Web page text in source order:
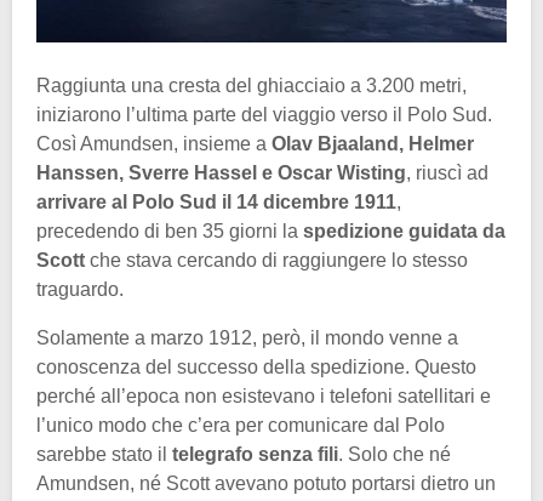
Raggiunta una cresta del ghiacciaio a 3.200 metri,
iniziarono l’ultima parte del viaggio verso il Polo Sud.
Così Amundsen, insieme a Olav Bjaaland, Helmer
Hanssen, Sverre Hassel e Oscar Wisting, riuscì ad
arrivare al Polo Sud il 14 dicembre 1911,
precedendo di ben 35 giorni la spedizione guidata da
Scott che stava cercando di raggiungere lo stesso
traguardo.
Solamente a marzo 1912, però, il mondo venne a
conoscenza del successo della spedizione. Questo
perché all’epoca non esistevano i telefoni satellitari e
l’unico modo che c’era per comunicare dal Polo
sarebbe stato il telegrafo senza fili. Solo che né
Amundsen, né Scott avevano potuto portarsi dietro un